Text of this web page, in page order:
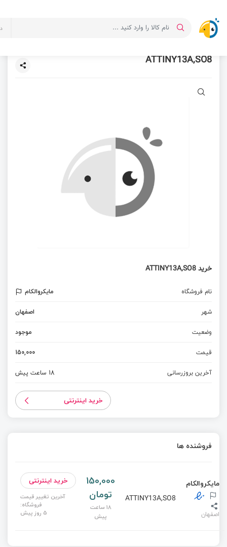
ATTINY13A,SO8
خرید ATTINY13A,SO8
نام فروشگاه
مایکروالکام
شهر
اصفهان
وضعیت
موجود
قیمت
150,000
آخرین بروزرسانی
18 ساعت پیش
خرید اینترنتی
فروشنده ها
مایکروالکام
اصفهان
ATTINY13A,SO8
150,000
تومان
18 ساعت
پیش
خرید اینترنتی
آخرین تغییر قیمت
فروشگاه:
5 روز پیش